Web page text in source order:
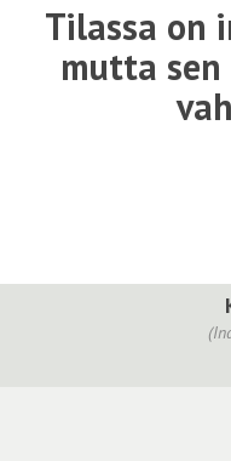
Tilassa on
mutta